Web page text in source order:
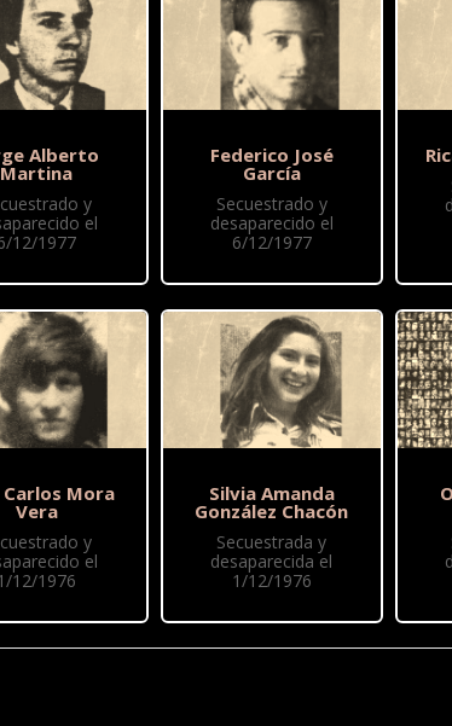
Alberto
Martina
y
el
12/1977
Carlos Mora
Vera
y
el
12/1976
Federico José
García
Secuestrado y
desaparecido el
6/12/1977
Silvia Amanda
González Chacón
Secuestrada y
desaparecida el
1/12/1976